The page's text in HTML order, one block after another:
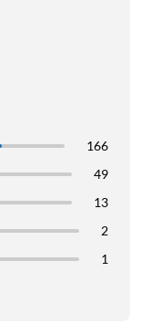
166
49
13
2
1